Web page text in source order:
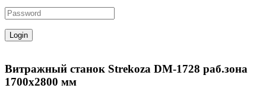
Витражный станок Strekoza DM-1728 раб.зона
1700х2800 мм